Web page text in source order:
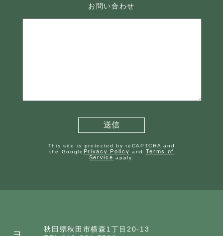
お問い合わせ
This site is protected by reCAPTCHA and
the Google Privacy Policy and Terms of
Service apply.
秋田県秋田市横森1丁目20-13